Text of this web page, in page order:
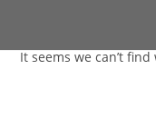
It seems we can’t